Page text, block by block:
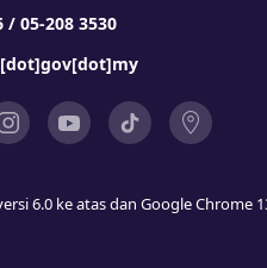
/ 05-208 3530
6.0 ke atas dan Google Chrome